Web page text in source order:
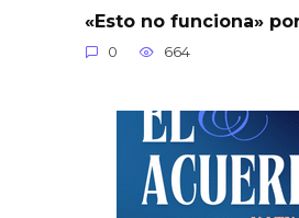
«Esto no funciona»
0 664